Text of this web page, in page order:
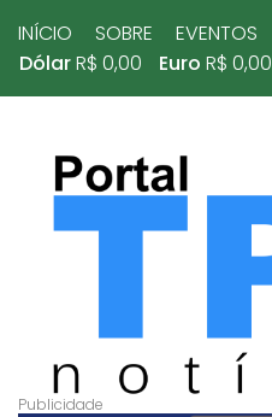
INÍCIO SOBRE EVENTOS
DólarR$ 0,00 Euro R$ 0,00